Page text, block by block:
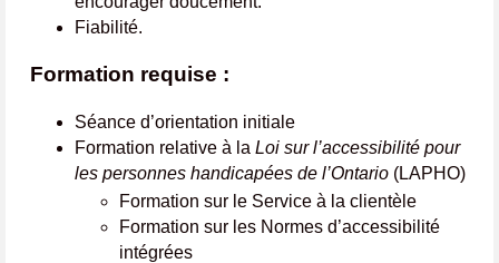
Fiabilité.
Formation requise :
Séance d’orientation initiale
Formation relative à la Loi sur l’accessibilité pour
les personnes handicapées de l’Ontario (LAPHO)
Formation sur le Service à la clientèle
Formation sur les Normes d’accessibilité
intégrées